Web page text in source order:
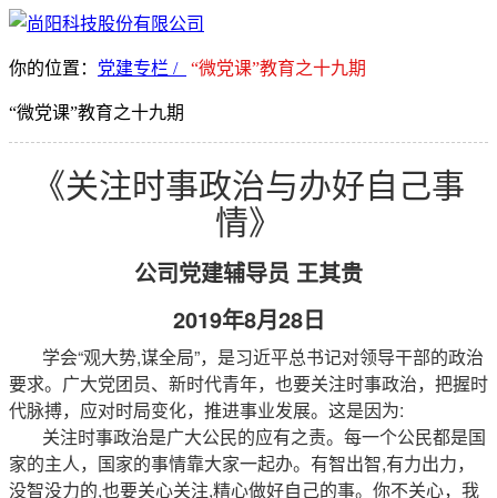
你的位置： 党建专栏 / “微党课”教育之十九期
“微党课”教育之十九期
《关注时事政治与办好自己事
情》
公司党建辅导员 王其贵
2019年8月28日
学会“观大势,谋全局”，是习近平总书记对领导干部的政治
要求。广大党团员、新时代青年，也要关注时事政治，把握时
代脉搏，应对时局变化，推进事业发展。这是因为:
关注时事政治是广大公民的应有之责。每一个公民都是国
家的主人，国家的事情靠大家一起办。有智出智,有力出力，
没智没力的,也要关心关注,精心做好自己的事。你不关心，我